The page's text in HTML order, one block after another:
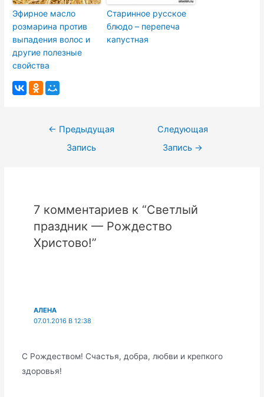
Эфирное масло
розмарина против
выпадения волос и
другие полезные
свойства
Старинное русское
блюдо – перепеча
капустная
Навигация
← Предыдущая
Запись
Следующая
Запись →
7 комментариев к “Светлый
праздник — Рождество
Христово!”
АЛЕНА
07.01.2016 В 12:38
С Рождеством! Счастья, добра, любви и крепкого
здоровья!